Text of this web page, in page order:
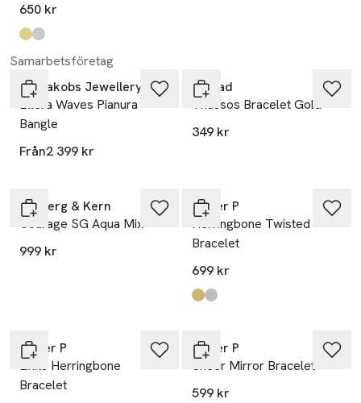
650 kr
Produkten finns i färgerna:
Gold
Silver
Samarbetsföretag
Sif Jakobs Jewellery
Ellera Waves Pianura
Bangle
Från2 399 kr
Edblad
Thassos Bracelet Gold
349 kr
Dyrberg & Kern
Courage SG Aqua Mix
999 kr
Syster P
Herringbone Twisted
Bracelet
699 kr
Produkten finns i färgerna:
Gold
Silver
Syster P
Links Herringbone
Bracelet
Syster P
Sheer Mirror Bracelet
599 kr